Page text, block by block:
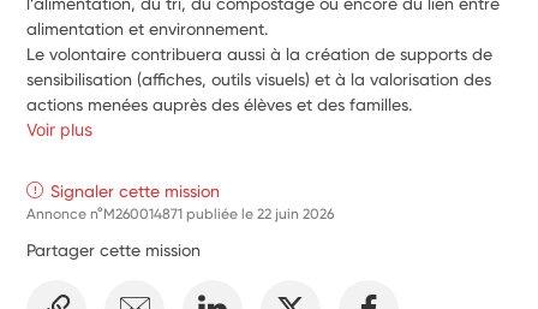
alimentation et environnement.
Le volontaire contribuera aussi à la création de supports de
sensibilisation (affiches, outils visuels) et à la valorisation des
actions menées auprès des élèves et des familles.
Voir plus
Signaler cette mission
Annonce n°M260014871 publiée le22 juin 2026
Partager cette mission